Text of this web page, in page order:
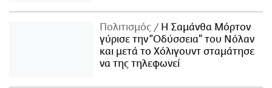
Πολιτισμός
Η Σαμάνθα Μόρτον
γύρισε την “Οδύσσεια” του Νόλαν
και μετά το Χόλιγουντ σταμάτησε
να της τηλεφωνεί